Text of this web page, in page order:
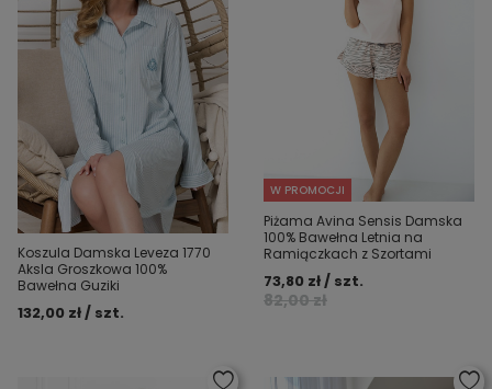
Koszula Damska Leveza 1770
Aksla Groszkowa 100%
Bawełna Guziki
132,00 zł / szt.
W PROMOCJI
Piżama Avina Sensis Damska
100% Bawełna Letnia na
Ramiączkach z Szortami
82,00 zł
73,80 zł / szt.